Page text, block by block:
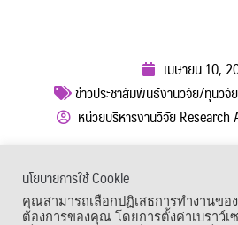
เมษายน 10,
ข่าวประชาสัมพันธ์งานวิจัย/ทุนวิจัย
หน่วยบริหารงานวิจัย
เมนูลัด
นโยบายการใช้ Cookie
คุณสามารถเลือกปฏิเสธการทำงานขอ
ต้องการของคุณ โดยการตั้งค่าเบราว์เ